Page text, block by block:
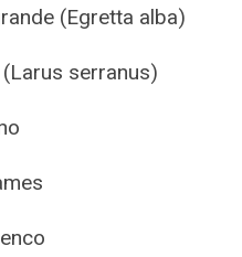
(Egretta alba)
serranus)